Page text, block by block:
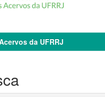
da UFRRJ